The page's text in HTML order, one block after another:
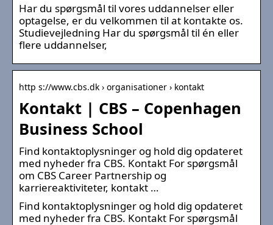
Har du spørgsmål til vores uddannelser eller
optagelse, er du velkommen til at kontakte os.
Studievejledning Har du spørgsmål til én eller
flere uddannelser,
http s://www.cbs.dk › organisationer › kontakt
Kontakt | CBS – Copenhagen
Business School
Find kontaktoplysninger og hold dig opdateret
med nyheder fra CBS. Kontakt For spørgsmål
om CBS Career Partnership og
karriereaktiviteter, kontakt …
Find kontaktoplysninger og hold dig opdateret
med nyheder fra CBS. Kontakt For spørgsmål